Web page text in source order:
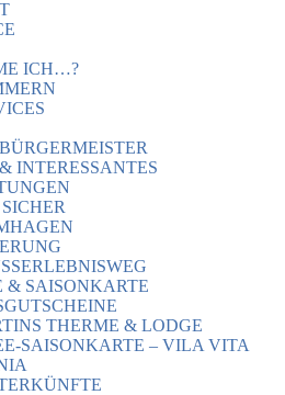
ICH…?
INTERESSANTES
& SAISONKARTE
THERME & LODGE
SAISONKARTE – VILA VITA